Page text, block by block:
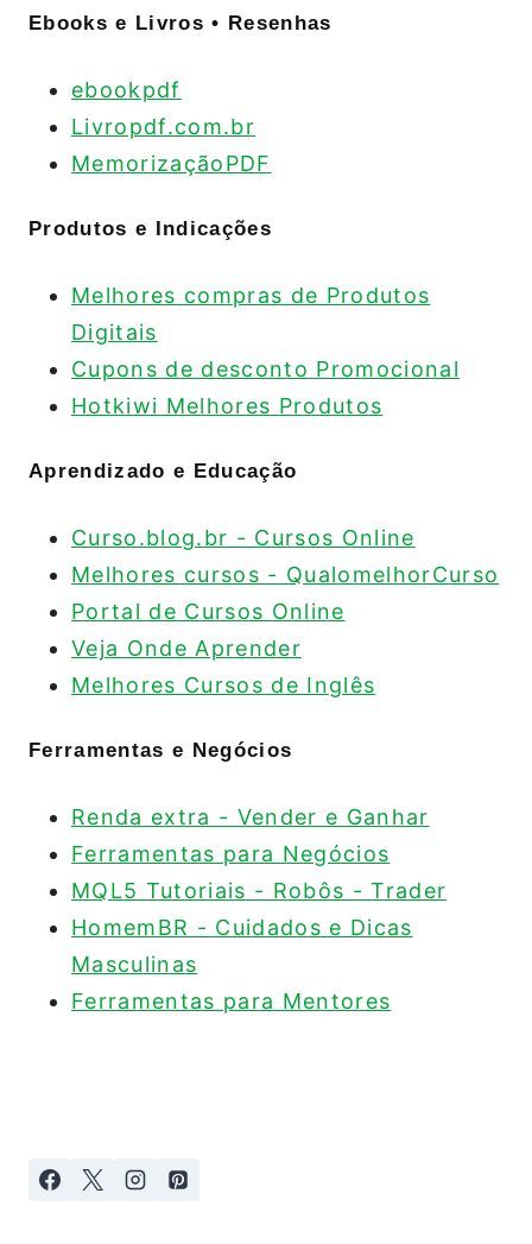
Ebooks e Livros • Resenhas
ebookpdf
Livropdf.com.br
MemorizaçãoPDF
Produtos e Indicações
Melhores compras de Produtos
Digitais
Cupons de desconto Promocional
Hotkiwi Melhores Produtos
Aprendizado e Educação
Curso.blog.br - Cursos Online
Melhores cursos - QualomelhorCurso
Portal de Cursos Online
Veja Onde Aprender
Melhores Cursos de Inglês
Ferramentas e Negócios
Renda extra - Vender e Ganhar
Ferramentas para Negócios
MQL5 Tutoriais - Robôs - Trader
HomemBR - Cuidados e Dicas
Masculinas
Ferramentas para Mentores